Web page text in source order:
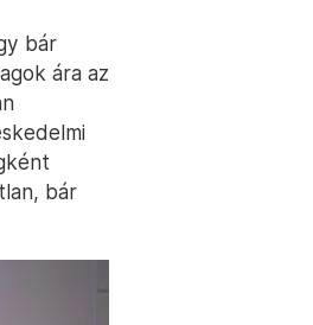
bár
ára az
bár